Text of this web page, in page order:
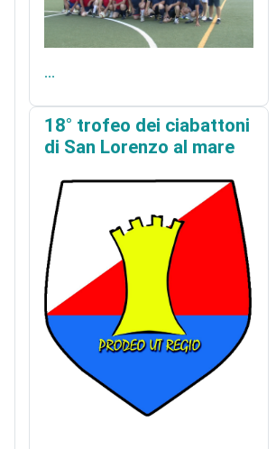
...
18° trofeo dei ciabattoni
di San Lorenzo al mare